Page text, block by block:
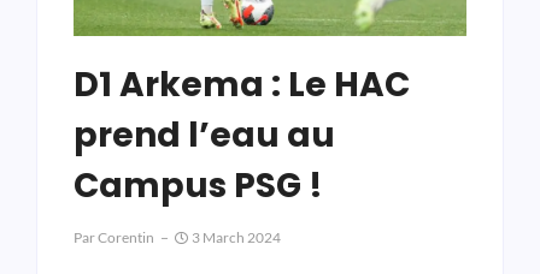
D1 Arkema : Le HAC
prend l’eau au
Campus PSG !
ParCorentin 3 March 2024